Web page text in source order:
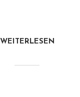
WEITERLESEN